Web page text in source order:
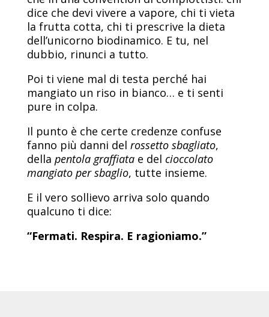
dice che devi vivere a vapore, chi ti vieta
la frutta cotta, chi ti prescrive la dieta
dell’unicorno biodinamico. E tu, nel
dubbio, rinunci a tutto.
Poi ti viene mal di testa perché hai
mangiato un riso in bianco… e ti senti
pure in colpa.
Il punto è che certe credenze confuse
fanno più danni del rossetto sbagliato,
della pentola graffiatae del cioccolato
mangiato per sbaglio, tutte insieme.
E il vero sollievo arriva solo quando
qualcuno ti dice:
“Fermati. Respira. E ragioniamo.”